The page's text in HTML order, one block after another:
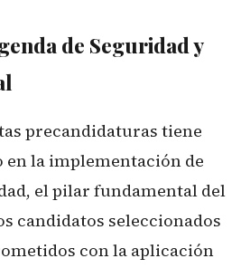
de Seguridad y
precandidaturas tiene
la implementación de
el pilar fundamental del
candidatos seleccionados
con la aplicación